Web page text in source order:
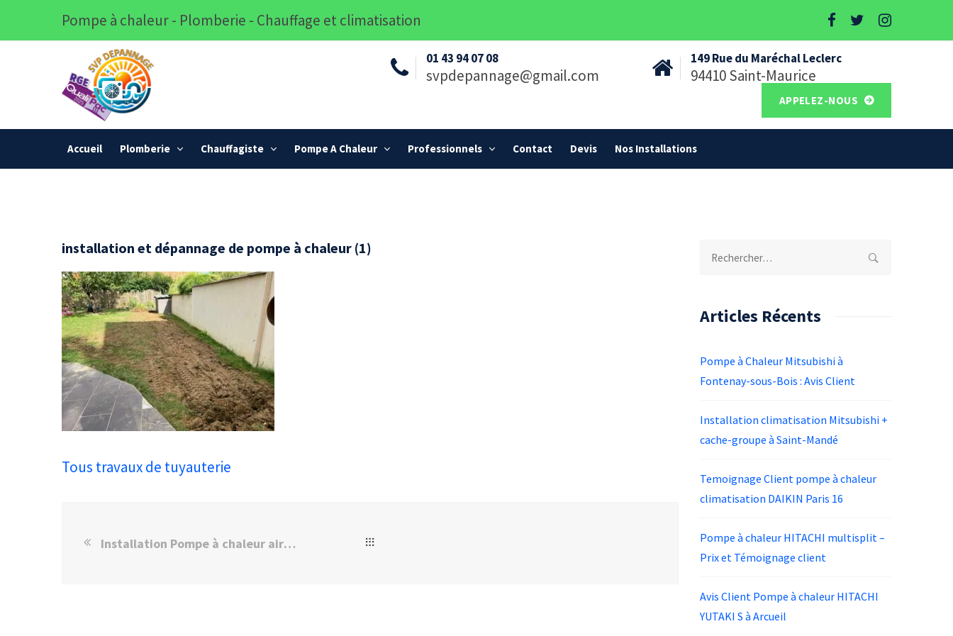
Pompe à chaleur - Plomberie - Chauffage et climatisation
01 43 94 07 08
svpdepannage@gmail.com
149 Rue du Maréchal Leclerc
94410 Saint-Maurice
APPELEZ-NOUS
Accueil Plomberie Chauffagiste Pompe A Chaleur Professionnels Contact Devis Nos Installations
installation et dépannage de pompe à chaleur (1)
Tous travaux de tuyauterie
Installation Pompe à chaleur air eau Panasonnic à Yerres
Rechercher :
Articles Récents
Pompe à Chaleur Mitsubishi à
Fontenay-sous-Bois : Avis Client
Installation climatisation Mitsubishi +
cache-groupe à Saint-Mandé
Temoignage Client pompe à chaleur
climatisation DAIKIN Paris 16
Pompe à chaleur HITACHI multisplit –
Prix et Témoignage client
Avis Client Pompe à chaleur HITACHI
YUTAKI S à Arcueil